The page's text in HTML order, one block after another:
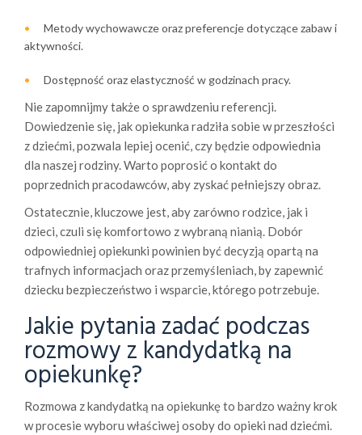
Metody wychowawcze oraz preferencje dotyczące zabaw i
aktywności.
Dostępność oraz elastyczność w godzinach pracy.
Nie zapomnijmy także o sprawdzeniu referencji.
Dowiedzenie się, jak opiekunka radziła sobie w przeszłości
z dziećmi, pozwala lepiej ocenić, czy będzie odpowiednia
dla naszej rodziny. Warto poprosić o kontakt do
poprzednich pracodawców, aby zyskać pełniejszy obraz.
Ostatecznie, kluczowe jest, aby zarówno rodzice, jak i
dzieci, czuli się komfortowo z wybraną nianią. Dobór
odpowiedniej opiekunki powinien być decyzją opartą na
trafnych informacjach oraz przemyśleniach, by zapewnić
dziecku bezpieczeństwo i wsparcie, którego potrzebuje.
Jakie pytania zadać podczas
rozmowy z kandydatką na
opiekunkę?
Rozmowa z kandydatką na opiekunkę to bardzo ważny krok
w procesie wyboru właściwej osoby do opieki nad dziećmi.